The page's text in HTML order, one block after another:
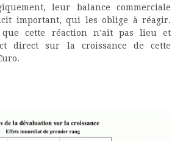
leur balance commerciale
important, qui les oblige à réagir.
que cette réaction n’ait pas lieu et
direct sur la croissance de cette